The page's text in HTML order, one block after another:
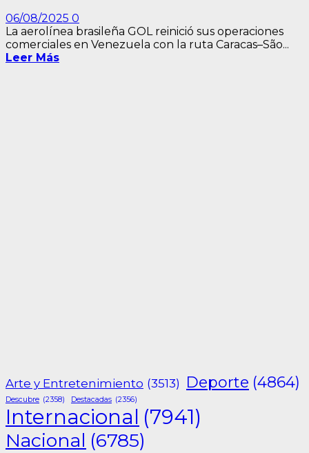
06/08/2025 0
La aerolínea brasileña GOL reinició sus operaciones
comerciales en Venezuela con la ruta Caracas–São...
Leer Más
Arte y Entretenimiento (3513) Deporte (4864)
Descubre (2358) Destacadas (2356)
Internacional (7941)
Nacional (6785)